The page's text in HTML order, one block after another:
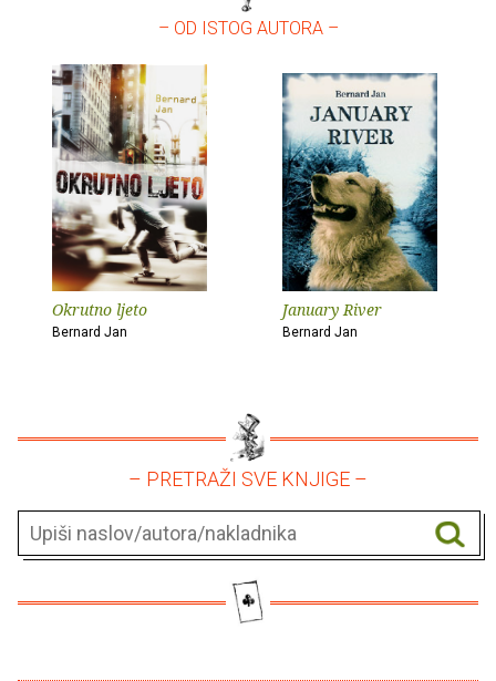
– OD ISTOG AUTORA –
Okrutno ljeto
Bernard Jan
January River
Bernard Jan
– PRETRAŽI SVE KNJIGE –